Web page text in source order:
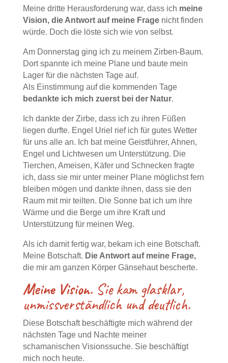
Meine dritte Herausforderung war, dass ich meine
Vision, die Antwort auf meine Fragenicht finden
würde. Doch die löste sich wie von selbst.
Am Donnerstag ging ich zu meinem Zirben-Baum.
Dort spannte ich meine Plane und baute mein
Lager für die nächsten Tage auf.
Als Einstimmung auf die kommenden Tage
bedankte ich mich zuerst bei der Natur.
Ich dankte der Zirbe, dass ich zu ihren Füßen
liegen durfte. Engel Uriel rief ich für gutes Wetter
für uns alle an. Ich bat meine Geistführer, Ahnen,
Engel und Lichtwesen um Unterstützung. Die
Tierchen, Ameisen, Käfer und Schnecken fragte
ich, dass sie mir unter meiner Plane möglichst fern
bleiben mögen und dankte ihnen, dass sie den
Raum mit mir teilten. Die Sonne bat ich um ihre
Wärme und die Berge um ihre Kraft und
Unterstützung für meinen Weg.
Als ich damit fertig war, bekam ich eine Botschaft.
Meine Botschaft. Die Antwort auf meine Frage,
die mir am ganzen Körper Gänsehaut bescherte.
Meine Vision.Sie kam glasklar,
unmissverständlich und deutlich.
Diese Botschaft beschäftigte mich während der
nächsten Tage und Nachte meiner
schamanischen Visionssuche. Sie beschäftigt
mich noch heute.